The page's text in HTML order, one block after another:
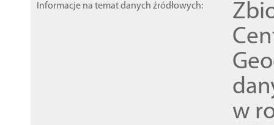
Informacje na temat danych źródłowych:
w